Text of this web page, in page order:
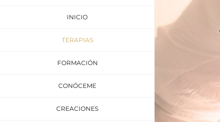
INICIO
TERAPIAS
FORMACIÓN
CONÓCEME
CREACIONES